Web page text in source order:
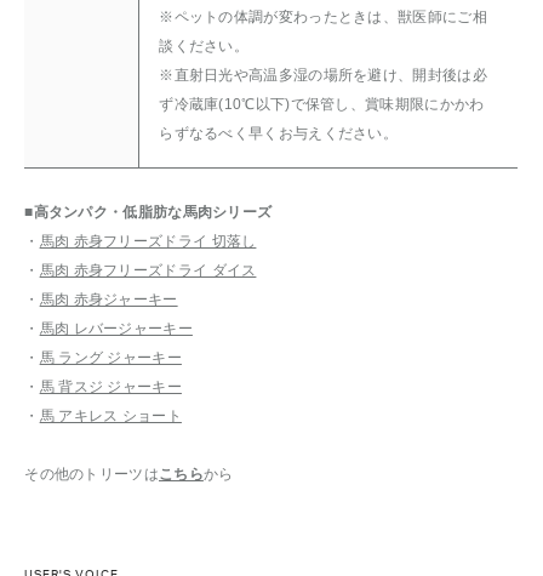
※ペットの体調が変わったときは、獣医師にご相
談ください。
※直射日光や高温多湿の場所を避け、開封後は必
ず冷蔵庫(10℃以下)で保管し、賞味期限にかかわ
らずなるべく早くお与えください。
■高タンパク・低脂肪な馬肉シリーズ
・ 馬肉 赤身フリーズドライ 切落し
・ 馬肉 赤身フリーズドライ ダイス
・ 馬肉 赤身ジャーキー
・ 馬肉 レバージャーキー
・ 馬 ラング ジャーキー
・ 馬 背スジ ジャーキー
・ 馬 アキレス ショート
その他のトリーツはこちらから